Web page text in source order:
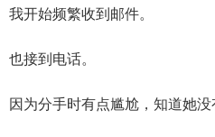
我开始频繁收到邮件。
也接到电话。
因为分手时有点尴尬，知道她没